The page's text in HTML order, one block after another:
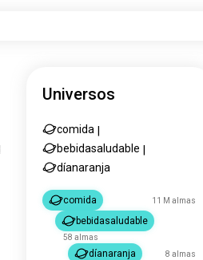
Universos
comida
bebidasaludable
díanaranja
comida 11 M almas
bebidasaludable
58 almas
díanaranja 8 almas